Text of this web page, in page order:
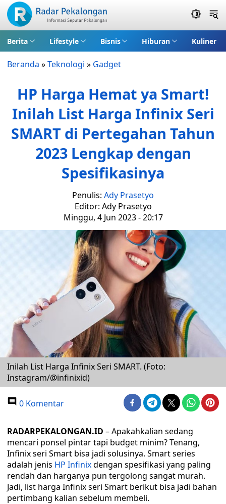
Berita Lifestyle Bisnis Hiburan Kuliner
Beranda »Teknologi » Gadget
HP Harga Hemat ya Smart!
Inilah List Harga Infinix Seri
SMART di Pertegahan Tahun
2023 Lengkap dengan
Spesifikasinya
Penulis: Ady Prasetyo
Editor: Ady Prasetyo
Minggu, 4 Jun 2023 - 20:17
Inilah List Harga Infinix Seri SMART. (Foto:
Instagram/@infinixid)
0 Komentar
RADARPEKALONGAN.ID – Apakahkalian sedang
mencari ponsel pintar tapi budget minim? Tenang,
Infinix seri Smart bisa jadi solusinya. Smart series
adalah jenis HP Infinixdengan spesifikasi yang paling
rendah dan harganya pun tergolong sangat murah.
Jadi, list harga Infinix seri Smart berikut bisa jadi bahan
pertimbang kalian sebelum membeli.